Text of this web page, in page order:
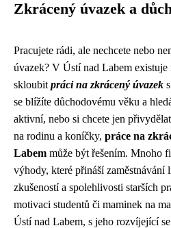
Zkrácený úvazek a
Pracujete rádi, ale nechcete nebo
úvazek? V Ústí nad Labem
skloubit práci na zkrácený úvazek
se blížíte důchodovému věku a
aktivní, nebo si chcete jen
na rodinu a koníčky, práce na
Labem může být řešením. Mnoho
výhody, které přináší zaměstnávání
zkušeností a spolehlivosti starších
motivaci studentů či maminek na
Ústí nad Labem, s jeho rozvíjející